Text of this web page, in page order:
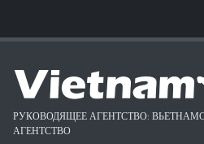
РУКОВОДЯЩЕЕ АГЕНТСТВО:
АГЕНТСТВО